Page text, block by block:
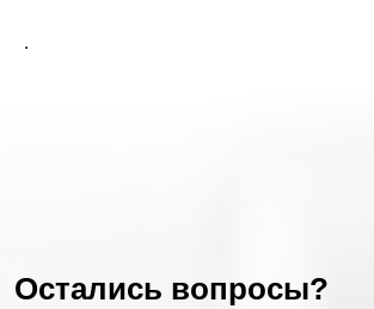
.
Остались вопросы?